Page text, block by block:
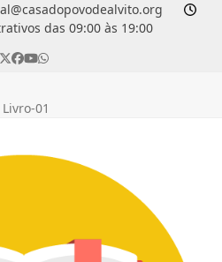
das 09:00 às 19:00
Twitter
Facebook
YouTube
Whatsapp
Livro-01